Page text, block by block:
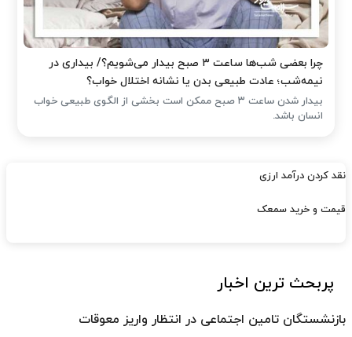
چرا بعضی شب‌ها ساعت ۳ صبح بیدار می‌شویم؟/ بیداری در
نیمه‌شب؛ عادت طبیعی بدن یا نشانه اختلال خواب؟
بیدار شدن ساعت ۳ صبح ممکن است بخشی از الگوی طبیعی خواب
انسان باشد.
نقد کردن درآمد ارزی
قیمت و خرید سمعک
پربحث ترین اخبار
بازنشستگان تامین اجتماعی در انتظار واریز معوقات